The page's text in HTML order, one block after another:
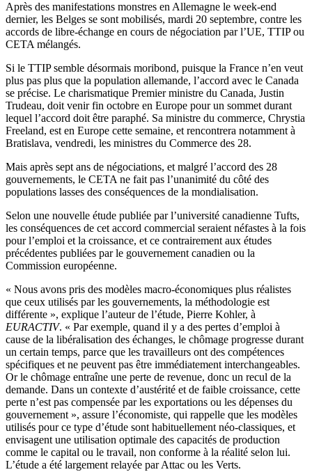
Après des manifestations monstres en Allemagne le week-end
dernier, les Belges se sont mobilisés, mardi 20 septembre, contre les
accords de libre-échange en cours de négociation par l’UE, TTIP ou
CETA mélangés.
Si le TTIP semble désormais moribond, puisque la France n’en veut
plus pas plus que la population allemande, l’accord avec le Canada
se précise. Le charismatique Premier ministre du Canada, Justin
Trudeau, doit venir fin octobre en Europe pour un sommet durant
lequel l’accord doit être paraphé. Sa ministre du commerce, Chrystia
Freeland, est en Europe cette semaine, et rencontrera notamment à
Bratislava, vendredi, les ministres du Commerce des 28.
Mais après sept ans de négociations, et malgré l’accord des 28
gouvernements, le CETA ne fait pas l’unanimité du côté des
populations lasses des conséquences de la mondialisation.
Selon une nouvelle étude publiée par l’université canadienne Tufts,
les conséquences de cet accord commercial seraient néfastes à la fois
pour l’emploi et la croissance, et ce contrairement aux études
précédentes publiées par le gouvernement canadien ou la
Commission européenne.
« Nous avons pris des modèles macro-économiques plus réalistes
que ceux utilisés par les gouvernements, la méthodologie est
différente », explique l’auteur de l’étude, Pierre Kohler, à
EURACTIV. « Par exemple, quand il y a des pertes d’emploi à
cause de la libéralisation des échanges, le chômage progresse durant
un certain temps, parce que les travailleurs ont des compétences
spécifiques et ne peuvent pas être immédiatement interchangeables.
Or le chômage entraîne une perte de revenue, donc un recul de la
demande. Dans un contexte d’austérité et de faible croissance, cette
perte n’est pas compensée par les exportations ou les dépenses du
gouvernement », assure l’économiste, qui rappelle que les modèles
utilisés pour ce type d’étude sont habituellement néo-classiques, et
envisagent une utilisation optimale des capacités de production
comme le capital ou le travail, non conforme à la réalité selon lui.
L’étude a été largement relayée par Attac ou les Verts.